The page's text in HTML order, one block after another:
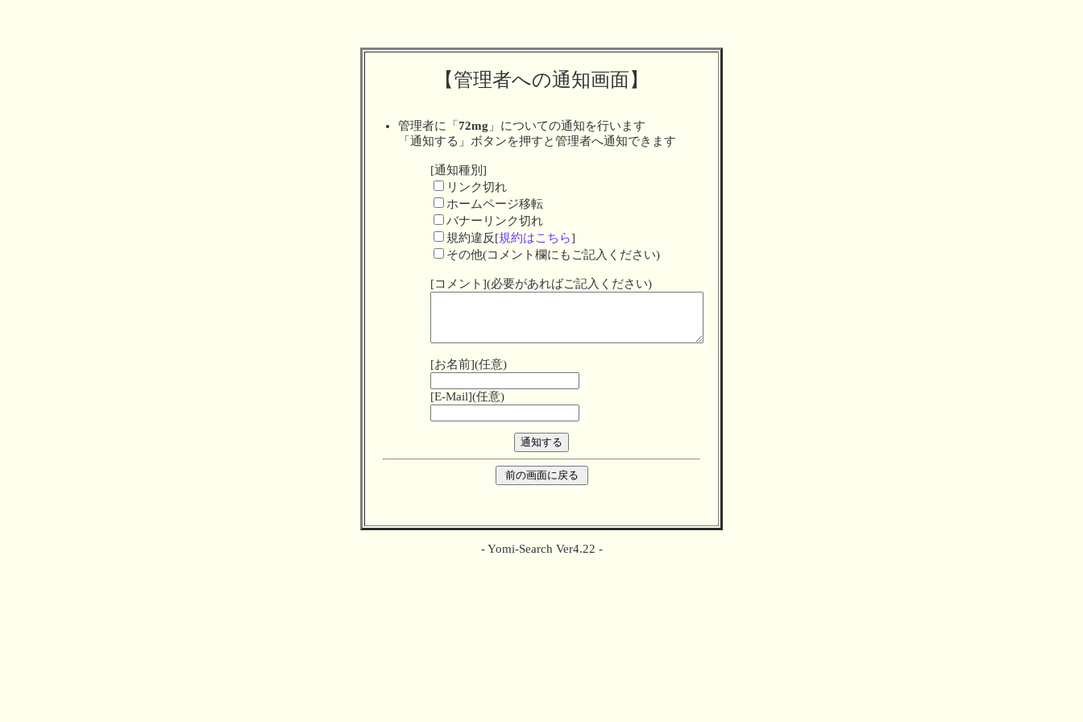
【管理者への通知画面】
管理者に「 72mg 」についての通知を行います
「通知する」ボタンを押すと管理者へ通知できます
[通知種別]
リンク切れ
ホームページ移転
バナーリンク切れ
規約違反[規約はこちら]
その他(コメント欄にもご記入ください)
[コメント](必要があればご記入ください)
[お名前](任意)
[E-Mail](任意)
- Yomi-Search Ver4.22 -